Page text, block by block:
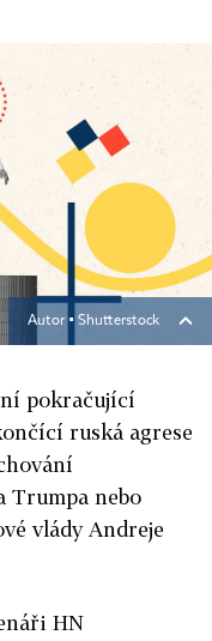
Autor ▪ Shutterstock
pokračující
ruská agrese
Trumpa nebo
vlády Andreje
HN